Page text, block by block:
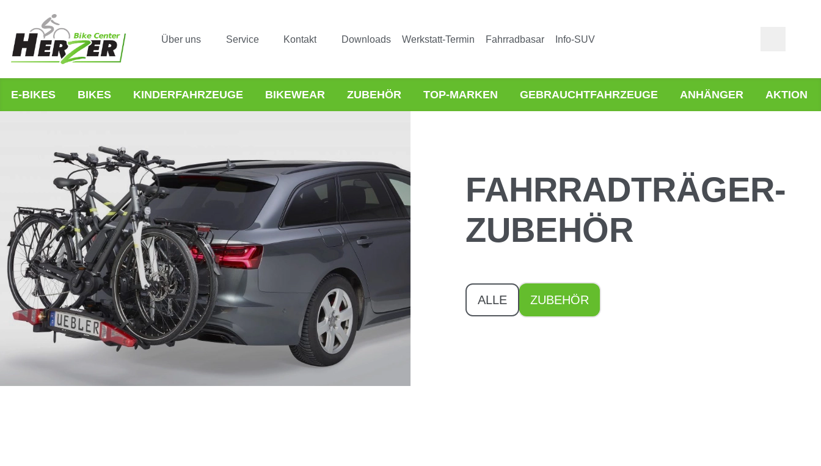
Über uns Service Kontakt Downloads Werkstatt-Termin Fahrradbasar Info-SUV
E-BIKES BIKES KINDERFAHRZEUGE BIKEWEAR ZUBEHÖR TOP-MARKEN GEBRAUCHTFAHRZEUGE ANHÄNGER AKTION
FAHRRADTRÄGER-
ZUBEHÖR
ALLE ZUBEHÖR